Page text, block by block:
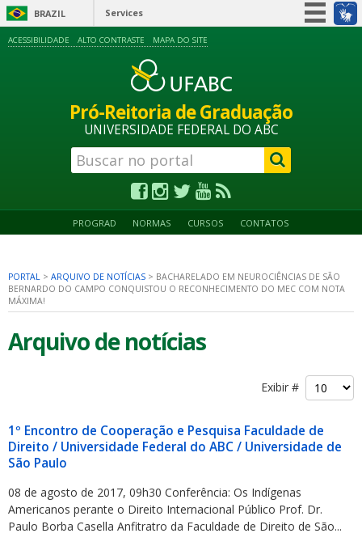
BRAZIL Services
Information access
Legislation
ACESSIBILIDADE ALTO CONTRASTE MAPA DO SITE
Pró-Reitoria de Graduação
UNIVERSIDADE FEDERAL DO ABC
PROGRAD NORMAS CURSOS CONTATOS
PORTAL > ARQUIVO DE NOTÍCIAS > BACHARELADO EM NEUROCIÊNCIAS DE SÃO
BERNARDO DO CAMPO CONQUISTOU O RECONHECIMENTO DO MEC COM NOTA
MÁXIMA!
Arquivo de notícias
Exibir #
1º Encontro de Cooperação e Pesquisa Faculdade de
Direito / Universidade Federal do ABC / Universidade de
São Paulo
08 de agosto de 2017, 09h30 Conferência: Os Indígenas
Americanos perante o Direito Internacional Público Prof. Dr.
Paulo Borba Casella Anfitratro da Faculdade de Direito de São...